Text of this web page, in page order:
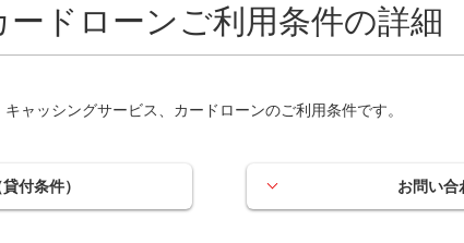
ドローンご利用条件の詳細
ャッシングサービス、カードローンのご利用条件です。
付条件） お問い合